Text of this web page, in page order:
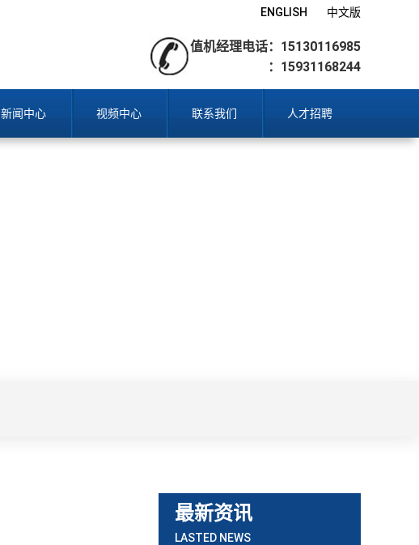
ENGLISH 中文版
值机经理电话：15130116985
：15931168244
新闻中心 视频中心 联系我们 人才招聘
最新资讯
LASTED NEWS